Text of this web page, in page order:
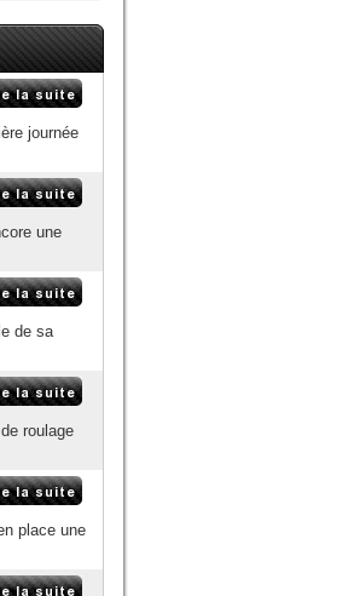
journée
une
de sa
roulage
place une